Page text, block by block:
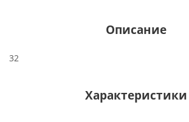
Описание
32
Характеристики